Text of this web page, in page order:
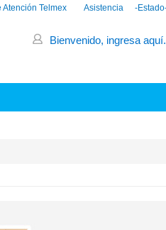
Asistencia
Atención Telmex
Bienvenido, ingresa aquí.